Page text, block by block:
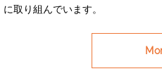
に取り組んでいます。